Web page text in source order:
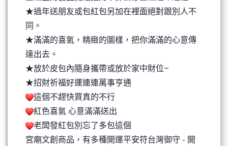
★過年送朋友或包紅包另加在裡面絕對跟別人不
同。
★滿滿的喜氣，精緻的圖樣，把你滿滿的心意傳
達出去。
★放於皮包內隨身攜帶或放於家中財位~
★招財祈福好運連連萬事亨通
這個不趕快買真的不行
紅色喜氣 心意滿滿送出
老闆發紅包別忘了多包這個
宮廟文創商品，有多種開運平安符台灣御守 - 開